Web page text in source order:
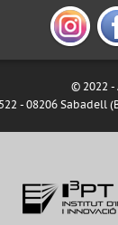
© 2022 -
- 08206 Sabadell